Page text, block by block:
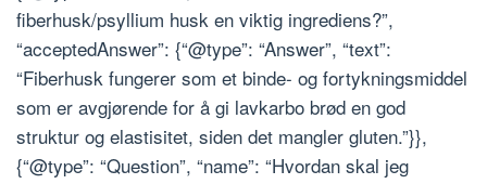
fiberhusk/psyllium husk en viktig ingrediens?”,
“acceptedAnswer”: {“@type”: “Answer”, “text”:
“Fiberhusk fungerer som et binde- og fortykningsmiddel
som er avgjørende for å gi lavkarbo brød en god
struktur og elastisitet, siden det mangler gluten.”}},
{“@type”: “Question”, “name”: “Hvordan skal jeg